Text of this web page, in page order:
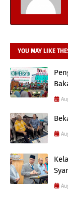
YOU MAY LIKE